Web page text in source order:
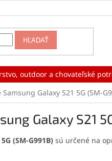
HĽADAŤ
outdoor a chovateľské
Galaxy S21 5G (SM-
Galaxy S21
(SM-G991B) sú určené na